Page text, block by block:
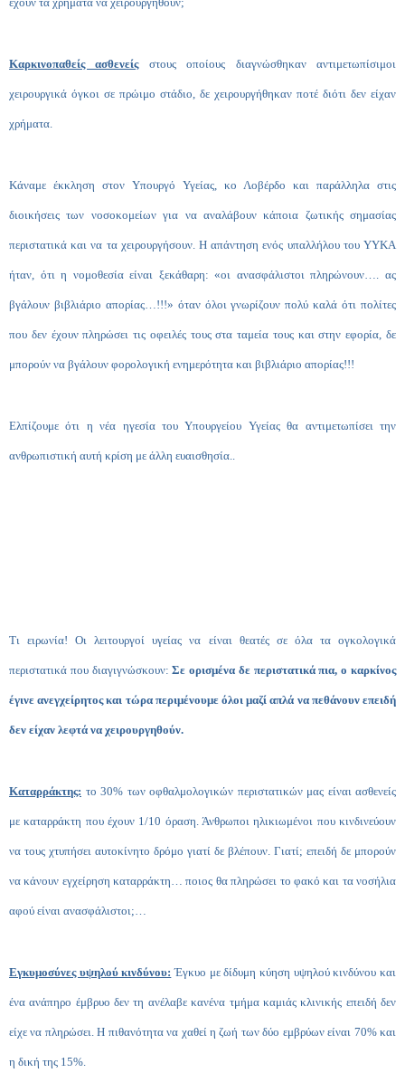
Καρκινοπαθείς ασθενείςστους οποίους διαγνώσθηκαν αντιμετωπίσιμοι
χειρουργικά όγκοι σε πρώιμο στάδιο, δε χειρουργήθηκαν ποτέ διότι δεν είχαν
χρήματα.
Κάναμε έκκληση στον Υπουργό Υγείας, κο Λοβέρδο και παράλληλα στις
διοικήσεις των νοσοκομείων για να αναλάβουν κάποια ζωτικής σημασίας
περιστατικά και να τα χειρουργήσουν. Η απάντηση ενός υπαλλήλου του ΥΥΚΑ
ήταν, ότι η νομοθεσία είναι ξεκάθαρη: «οι ανασφάλιστοι πληρώνουν…. ας
βγάλουν βιβλιάριο απορίας…!!!» όταν όλοι γνωρίζουν πολύ καλά ότι πολίτες
που δεν έχουν πληρώσει τις οφειλές τους στα ταμεία τους και στην εφορία, δε
μπορούν να βγάλουν φορολογική ενημερότητα και βιβλιάριο απορίας!!!
Ελπίζουμε ότι η νέα ηγεσία του Υπουργείου Υγείας θα αντιμετωπίσει την
ανθρωπιστική αυτή κρίση με άλλη ευαισθησία..
Τι ειρωνία! Οι λειτουργοί υγείας να είναι θεατές σε όλα τα ογκολογικά
περιστατικά που διαγιγνώσκουν:Σε ορισμένα δε περιστατικά πια, ο καρκίνος
έγινε ανεγχείρητος και τώρα περιμένουμε όλοι μαζί απλά να πεθάνουν επειδή
δεν είχαν λεφτά να χειρουργηθούν.
Καταρράκτης: το 30% των οφθαλμολογικών περιστατικών μας είναι ασθενείς
με καταρράκτη που έχουν 1/10 όραση. Άνθρωποι ηλικιωμένοι που κινδινεύουν
να τους χτυπήσει αυτοκίνητο δρόμο γιατί δε βλέπουν. Γιατί; επειδή δε μπορούν
να κάνουν εγχείρηση καταρράκτη… ποιος θα πληρώσει το φακό και τα νοσήλια
αφού είναι ανασφάλιστοι;…
Εγκυμοσύνες υψηλού κινδύνου: Έγκυο με δίδυμη κύηση υψηλού κινδύνου και
ένα ανάπηρο έμβρυο δεν τη ανέλαβε κανένα τμήμα καμιάς κλινικής επειδή δεν
είχε να πληρώσει. Η πιθανότητα να χαθεί η ζωή των δύο εμβρύων είναι 70% και
η δική της 15%.